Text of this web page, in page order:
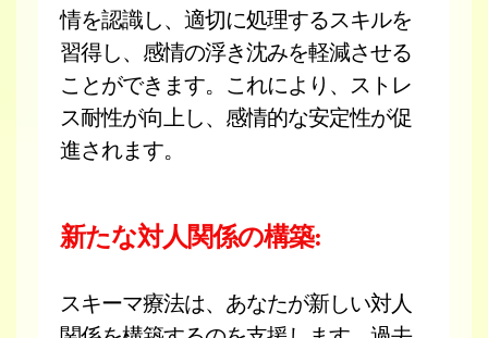
情を認識し、適切に処理するスキルを
習得し、感情の浮き沈みを軽減させる
ことができます。これにより、ストレ
ス耐性が向上し、感情的な安定性が促
進されます。
新たな対人関係の構築:
スキーマ療法は、あなたが新しい対人